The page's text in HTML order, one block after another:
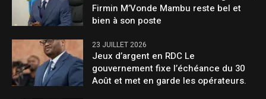
Firmin M’Vonde Mambu reste bel et
bien à son poste
23 JUILLET 2026
Jeux d’argent en RDC Le
gouvernement fixe l’échéance du 30
Août et met en garde les opérateurs.